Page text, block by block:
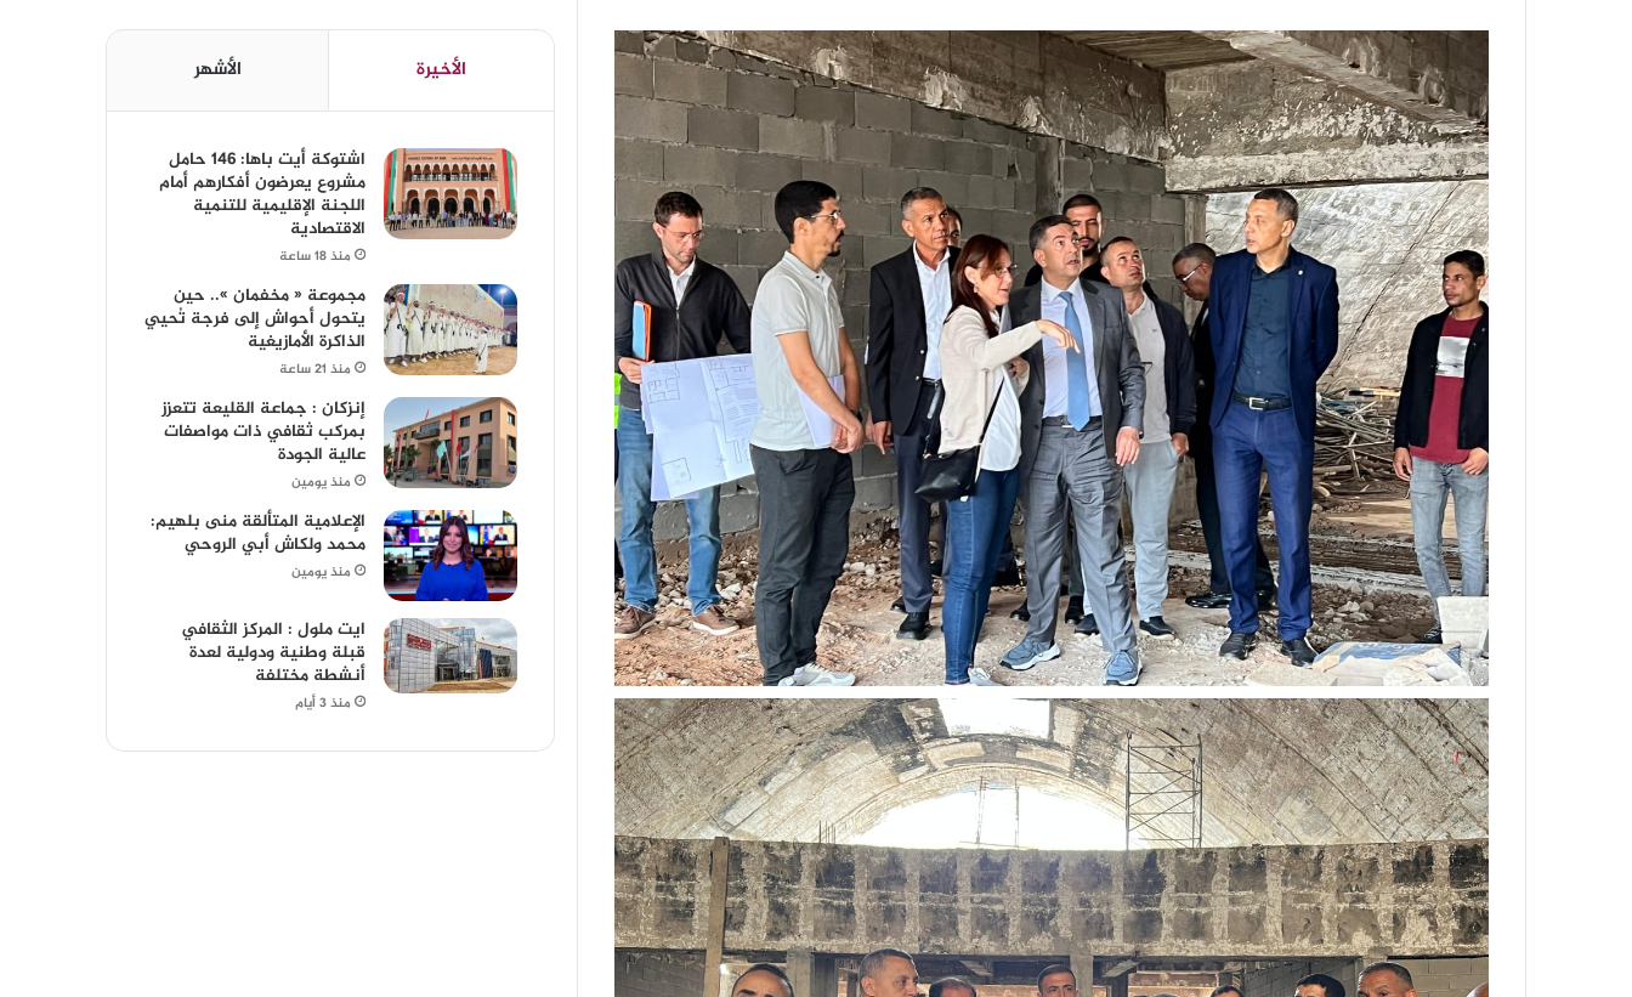
الأخيرة الأشهر
اشتوكة أيت باها: 146 حامل
مشروع يعرضون أفكارهم أمام
اللجنة الإقليمية للتنمية
الاقتصادية
منذ 18 ساعة
مجموعة « مخفمان ».. حين
يتحول أحواش إلى فرجة تُحيي
الذاكرة الأمازيغية
منذ 21 ساعة
إنزكان : جماعة القليعة تتعزز
بمركب ثقافي ذات مواصفات
عالية الجودة
منذ يومين
الإعلامية المتألقة منى بلهيم:
محمد ولكاش أبي الروحي
منذ يومين
ايت ملول : المركز الثقافي
قبلة وطنية ودولية لعدة
أنشطة مختلفة
منذ 3 أيام